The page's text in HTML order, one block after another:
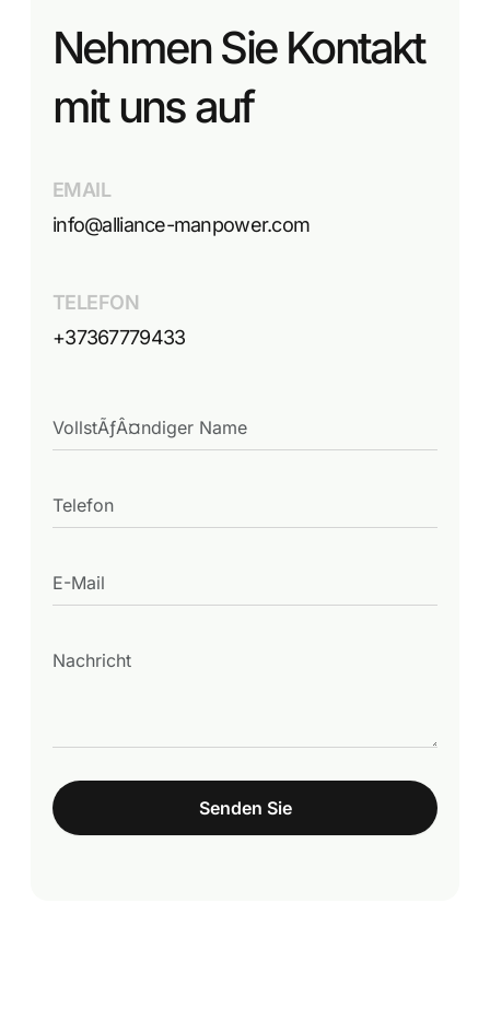
Nehmen Sie Kontakt
mit uns auf
EMAIL
info@alliance-manpower.com
TELEFON
+37367779433
Senden Sie